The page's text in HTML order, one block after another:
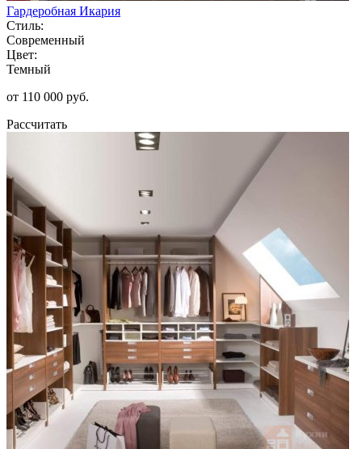
Гардеробная Икария
Стиль:
Современный
Цвет:
Темный
от 110 000 руб.
Рассчитать